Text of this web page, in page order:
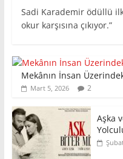
Sadi Karademir ödüllü
okur karşısına çıkıyor.”
Mekânın İnsan
Mart 5, 2026 2
Aşka